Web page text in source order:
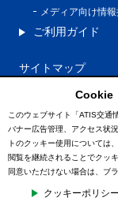
メディア向け情
ご利用ガイド
サイトマップ
プライバシーポリ
利用規約
特定商取引法に基
情報の外部通信に
©
Cookie
このウェブサイト「ATIS交通
バナー広告管理、アクセス状
トのクッキー使用については
閲覧を継続されることでクッ
同意いただけない場合は、ブ
クッキーポリシー